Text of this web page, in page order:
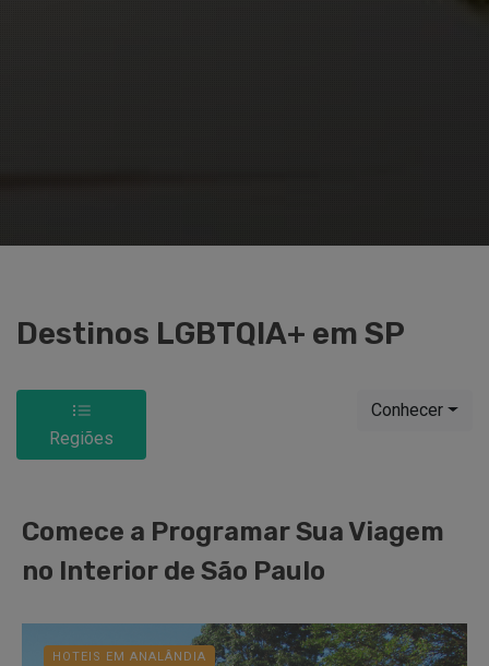
Destinos LGBTQIA+ em SP
Regiões
Conhecer
Comece a Programar Sua Viagem
no Interior de São Paulo
HOTEIS EM ANALÂNDIA